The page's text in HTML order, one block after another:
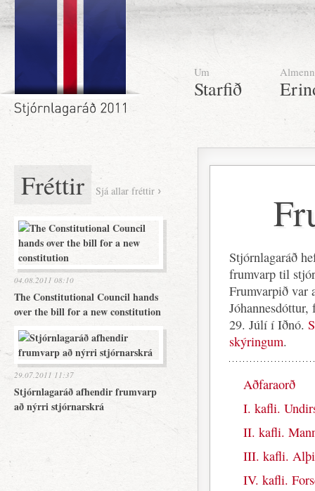
Um
Starfið
Almenn
Fréttir Sjá allar fréttir
04.08.2011 08:10
The Constitutional Council hands
over the bill for a new constitution
29.07.2011 11:37
Stjórnlagaráð afhendir frumvarp
að nýrri stjórnarskrá
Stjórnlagaráð
frumvarp til
Frumvarpið var
29. Júlí í Iðnó.
skýringum.
Aðfaraorð
I. kafli.
II. kafli.
III. kafli.
IV. kafli.